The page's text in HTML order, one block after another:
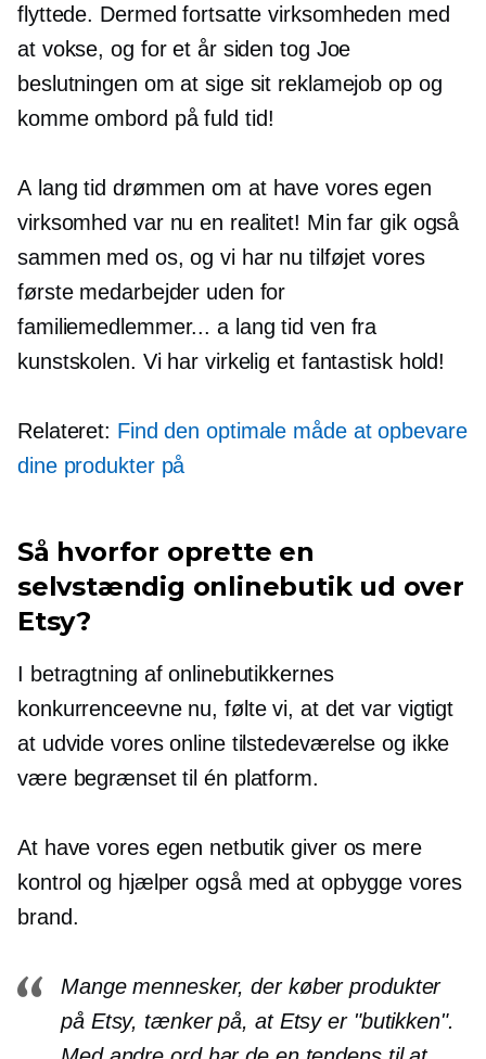
flyttede. Dermed fortsatte virksomheden med
at vokse, og for et år siden tog Joe
beslutningen om at sige sit reklamejob op og
komme ombord på fuld tid!
A lang tid drømmen om at have vores egen
virksomhed var nu en realitet! Min far gik også
sammen med os, og vi har nu tilføjet vores
første medarbejder uden for
familiemedlemmer... a lang tid ven fra
kunstskolen. Vi har virkelig et fantastisk hold!
Relateret: Find den optimale måde at opbevare
dine produkter på
Så hvorfor oprette en
selvstændig onlinebutik ud over
Etsy?
I betragtning af onlinebutikkernes
konkurrenceevne nu, følte vi, at det var vigtigt
at udvide vores online tilstedeværelse og ikke
være begrænset til én platform.
At have vores egen netbutik giver os mere
kontrol og hjælper også med at opbygge vores
brand.
Mange mennesker, der køber produkter
på Etsy, tænker på, at Etsy er "butikken".